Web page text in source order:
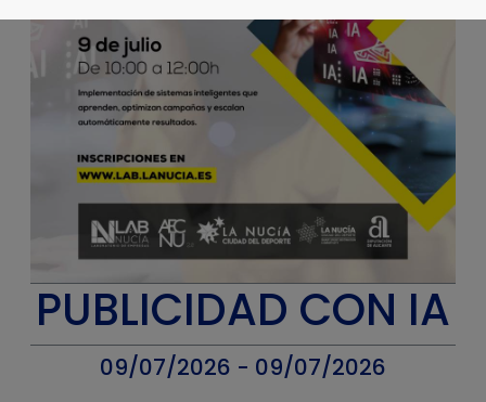
PUBLICIDAD CON IA
09/07/2026 - 09/07/2026